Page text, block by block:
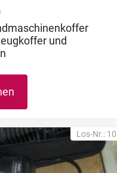
und
Los-Nr.: 10